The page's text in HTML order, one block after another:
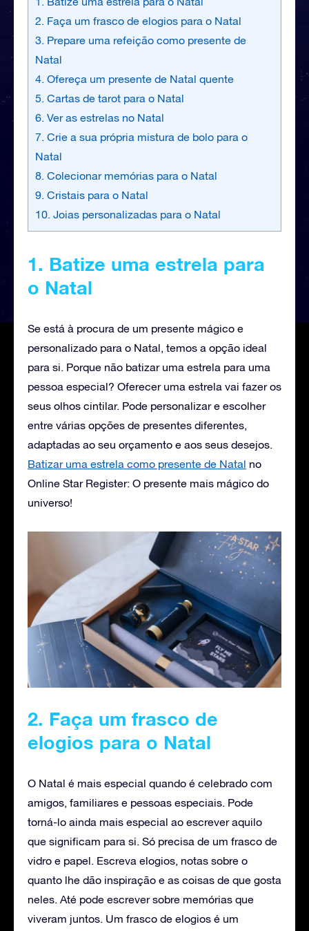
2. Faça um frasco de elogios para o Natal
3. Prepare uma refeição como presente de
Natal
4. Ofereça um presente de Natal quente
5. Cartas de tarot para o Natal
6. Ver as estrelas no Natal
7. Crie a sua própria mistura de bolo para o
Natal
8. Colecionar memórias para o Natal
9. Cristais para o Natal
10. Joias personalizadas para o Natal
1. Batize uma estrela para
o Natal
Se está à procura de um presente mágico e
personalizado para o Natal, temos a opção ideal
para si. Porque não batizar uma estrela para uma
pessoa especial? Oferecer uma estrela vai fazer os
seus olhos cintilar. Pode personalizar e escolher
entre várias opções de presentes diferentes,
adaptadas ao seu orçamento e aos seus desejos.
Batizar uma estrela como presente de Natal no
Online Star Register: O presente mais mágico do
universo!
2. Faça um frasco de
elogios para o Natal
O Natal é mais especial quando é celebrado com
amigos, familiares e pessoas especiais. Pode
torná-lo ainda mais especial ao escrever aquilo
que significam para si. Só precisa de um frasco de
vidro e papel. Escreva elogios, notas sobre o
quanto lhe dão inspiração e as coisas de que gosta
neles. Até pode escrever sobre memórias que
viveram juntos. Um frasco de elogios é um